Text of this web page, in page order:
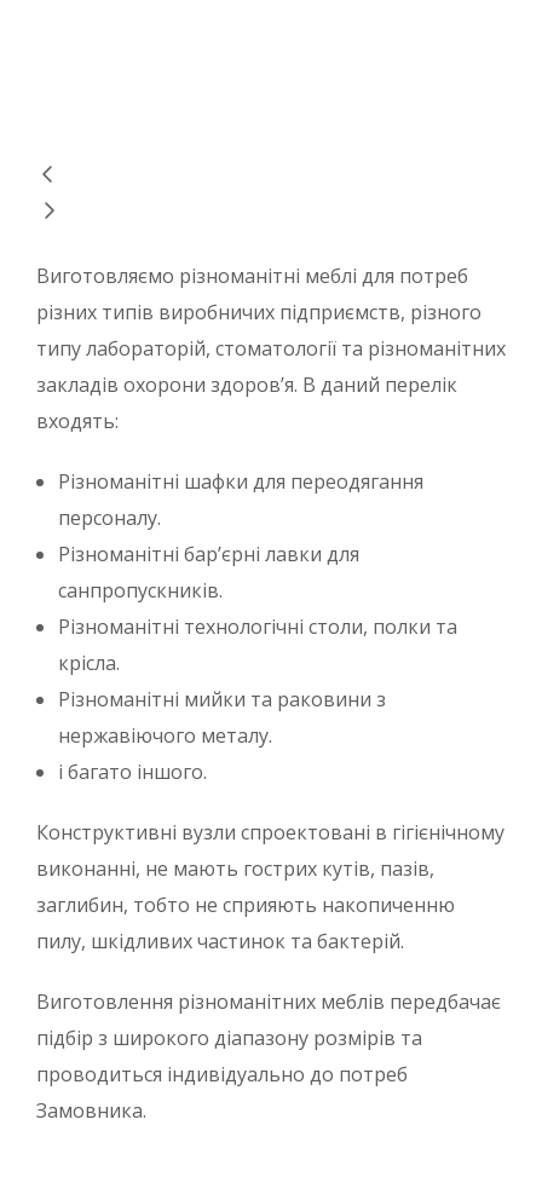
Виготовляємо різноманітні меблі для потреб
різних типів виробничих підприємств, різного
типу лабораторій, стоматології та різноманітних
закладів охорони здоров’я. В даний перелік
входять:
Різноманітні шафки для переодягання
персоналу.
Різноманітні бар’єрні лавки для
санпропускників.
Різноманітні технологічні столи, полки та
крісла.
Різноманітні мийки та раковини з
нержавіючого металу.
і багато іншого.
Конструктивні вузли спроектовані в гігієнічному
виконанні, не мають гострих кутів, пазів,
заглибин, тобто не сприяють накопиченню
пилу, шкідливих частинок та бактерій.
Виготовлення різноманітних меблів передбачає
підбір з широкого діапазону розмірів та
проводиться індивідуально до потреб
Замовника.